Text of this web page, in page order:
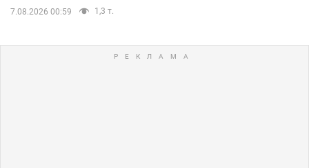
7.08.2026 00:59 1,3 т.